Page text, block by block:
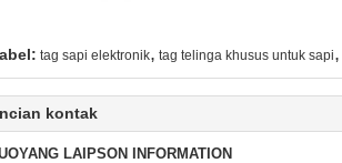
tag sapi elektronik, tag telinga khusus untuk sapi,
kontak
LAIPSON INFORMATION